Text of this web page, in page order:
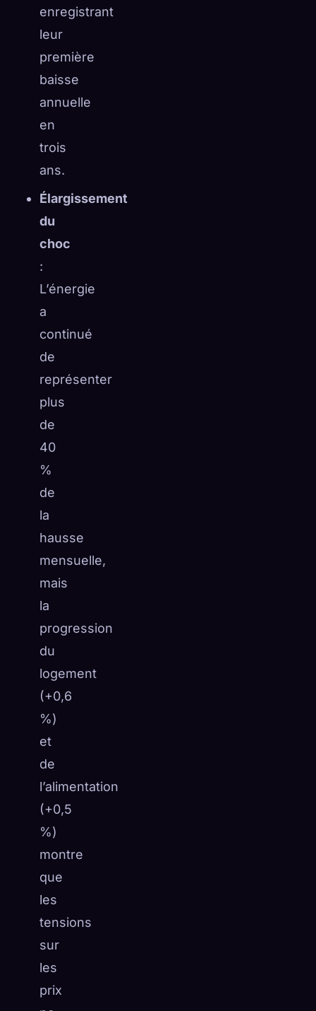
enregistrant
leur
première
baisse
annuelle
en
trois
ans.
Élargissement
du
choc
:
L’énergie
a
continué
de
représenter
plus
de
40
%
de
la
hausse
mensuelle,
mais
la
progression
du
logement
(+0,6
%)
et
de
l’alimentation
(+0,5
%)
montre
que
les
tensions
sur
les
prix